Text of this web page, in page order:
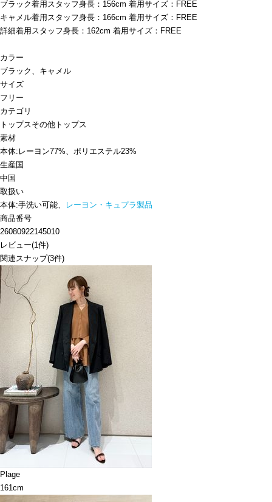
ブラック着用スタッフ身長：156cm 着用サイズ：FREE
キャメル着用スタッフ身長：166cm 着用サイズ：FREE
詳細着用スタッフ身長：162cm 着用サイズ：FREE
カラー
ブラック、キャメル
サイズ
フリー
カテゴリ
トップスその他トップス
素材
本体:レーヨン77%、ポリエステル23%
生産国
中国
取扱い
本体:手洗い可能、
レーヨン・キュプラ製品
商品番号
26080922145010
レビュー(1件)
関連スナップ(3件)
Plage
161cm